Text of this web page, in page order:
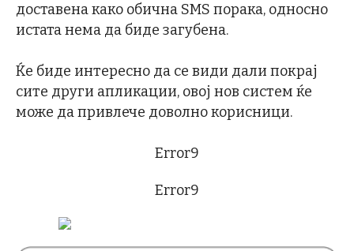
доставена како обична SMS порака, односно
истата нема да биде загубена.
Ќе биде интересно да се види дали покрај
сите други апликации, овој нов систем ќе
може да привлече доволно корисници.
Error9
Error9